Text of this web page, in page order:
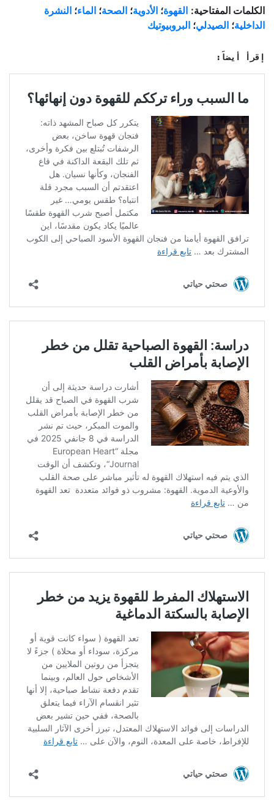
الكلمات المفتاحية: القهوة؛ الأدوية؛ الصحة؛ الماء؛ النشرة
الداخلية؛ الصيدلي؛ البروبيوتيك
إقرأ أيضاً: